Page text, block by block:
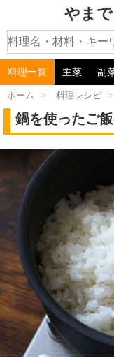
やま
料理一覧 主菜 副
ホーム > 料理レシピ >
鍋を使ったご